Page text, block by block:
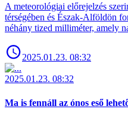
A meteorológiai előrejelzés
térségében és Észak-Alföldön
néhány tized milliméter, amely
2025.01.23. 08:32
2025.01.23. 08:32
Ma is fennáll az ónos eső